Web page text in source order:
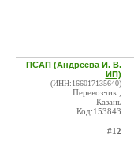
ПСАП (Андреева И. В.
ИП)
(ИНН:166017135640)
Перевозчик ,
Казань
Код:153843
#12